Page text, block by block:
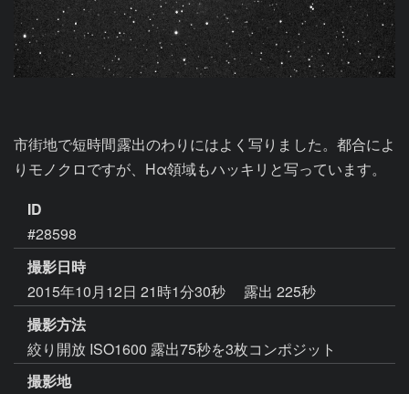
市街地で短時間露出のわりにはよく写りました。都合によ
りモノクロですが、Hα領域もハッキリと写っています。
ID
#28598
撮影日時
2015年10月12日 21時1分30秒
露出 225秒
撮影方法
絞り開放 ISO1600 露出75秒を3枚コンポジット
撮影地